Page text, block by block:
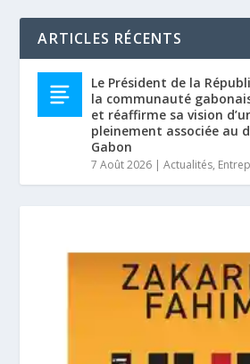
ARTICLES RÉCENTS
Le Président de la
la communauté
et réaffirme sa vision
pleinement associée au
Gabon
7 Août 2026 |Actualités,